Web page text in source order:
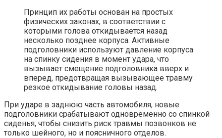
Принцип их работы основан на простых
физических законах, в соответствии с
которыми голова откидывается назад
несколько позднее корпуса. Активные
подголовники используют давление корпуса
на спинку сидения в момент удара, что
вызывает смещение подголовника вверх и
вперед, предотвращая вызывающее травму
резкое откидывание головы назад.
При ударе в заднюю часть автомобиля, новые
подголовники срабатывают одновременно со спинкой
сиденья, чтобы снизить риск травмы позвонков не
только шейного, но и поясничного отделов.